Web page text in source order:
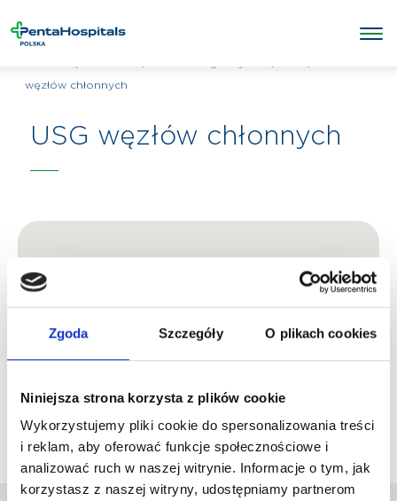
Zgoda Szczegóły O plikach cookies
Niniejsza strona korzysta z plików cookie
Wykorzystujemy pliki cookie do spersonalizowania treści
i reklam, aby oferować funkcje społecznościowe i
analizować ruch w naszej witrynie. Informacje o tym, jak
korzystasz z naszej witryny, udostępniamy partnerom
węzłów chłonnych
USG węzłów chłonnych